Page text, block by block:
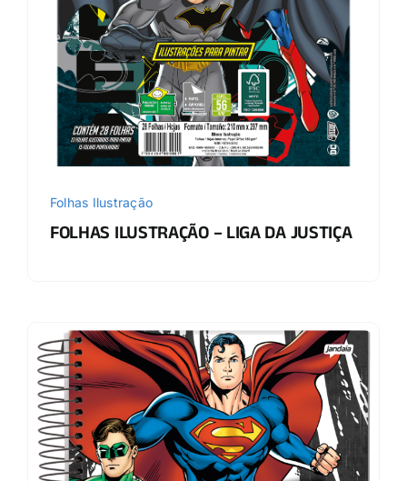
Folhas Ilustração
FOLHAS ILUSTRAÇÃO – LIGA DA JUSTIÇA